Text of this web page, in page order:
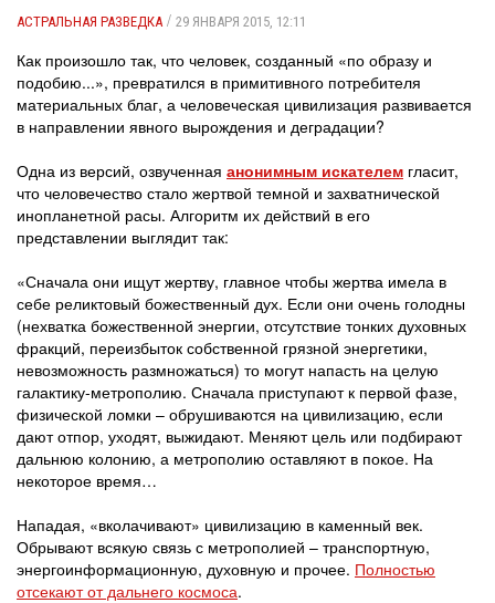
АСТРАЛЬНАЯ РАЗВЕДКА / 29 ЯНВАРЯ 2015, 12:11
Как произошло так, что человек, созданный «по образу и
подобию...», превратился в примитивного потребителя
материальных благ, а человеческая цивилизация развивается
в направлении явного вырождения и деградации?
Одна из версий, озвученная анонимным искателем гласит,
что человечество стало жертвой темной и захватнической
инопланетной расы. Алгоритм их действий в его
представлении выглядит так:
«Сначала они ищут жертву, главное чтобы жертва имела в
себе реликтовый божественный дух. Если они очень голодны
(нехватка божественной энергии, отсутствие тонких духовных
фракций, переизбыток собственной грязной энергетики,
невозможность размножаться) то могут напасть на целую
галактику-метрополию. Сначала приступают к первой фазе,
физической ломки – обрушиваются на цивилизацию, если
дают отпор, уходят, выжидают. Меняют цель или подбирают
дальнюю колонию, а метрополию оставляют в покое. На
некоторое время…
Нападая, «вколачивают» цивилизацию в каменный век.
Обрывают всякую связь с метрополией – транспортную,
энергоинформационную, духовную и прочее. Полностью
отсекают от дальнего космоса.